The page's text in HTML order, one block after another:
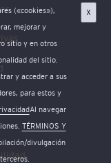
(«cookies»),
mejorar y
sitio y en otros
del sitio.
y acceder a sus
para estos y
Al navegar
TÉRMINOS Y
divulgación
X